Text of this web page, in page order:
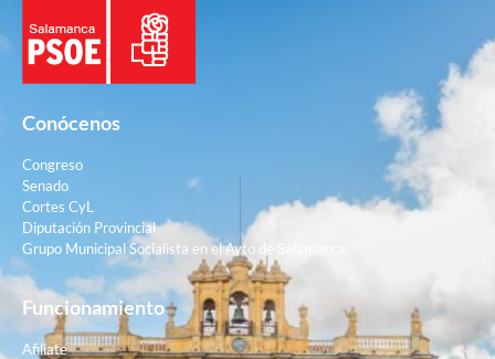
Conócenos
Congreso
Senado
Cortes CyL
Diputación Provincial
Grupo Municipal Socialista en el Ayto de Salamanca
Funcionamiento
Afiliate